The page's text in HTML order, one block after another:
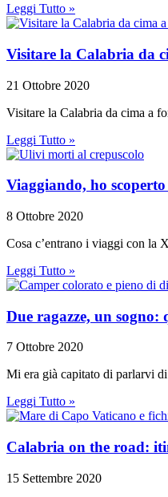
Leggi Tutto »
Visitare la Calabria da
21 Ottobre 2020
Visitare la Calabria da cima a
Leggi Tutto »
Viaggiando, ho
8 Ottobre 2020
Cosa c’entrano i viaggi con la
Leggi Tutto »
Due ragazze, un
7 Ottobre 2020
Mi era già capitato di parlarvi
Leggi Tutto »
Calabria on the road:
15 Settembre 2020